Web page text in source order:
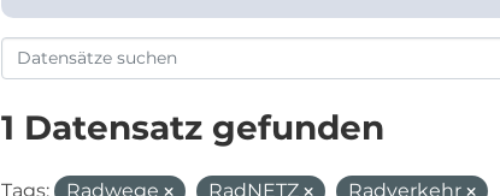
1 Datensatz gefunden
Tags: Radwege RadNETZ
Radverkehr